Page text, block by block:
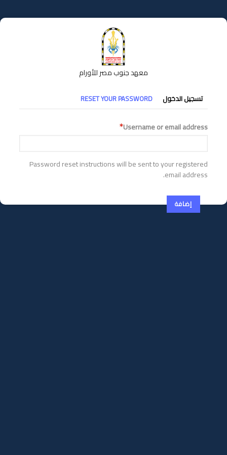
إلى
المحتوى
معهد جنوب مصر للأورام
التبويبات
الأساسية
تسجيل الدخول RESET YOUR PASSWORD
Username or email address
Password reset instructions will be sent to your registered
email address.